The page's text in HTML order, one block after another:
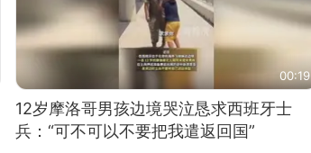
00:19
12岁摩洛哥男孩边境哭泣恳求西班牙士
兵：“可不可以不要把我遣返回国”